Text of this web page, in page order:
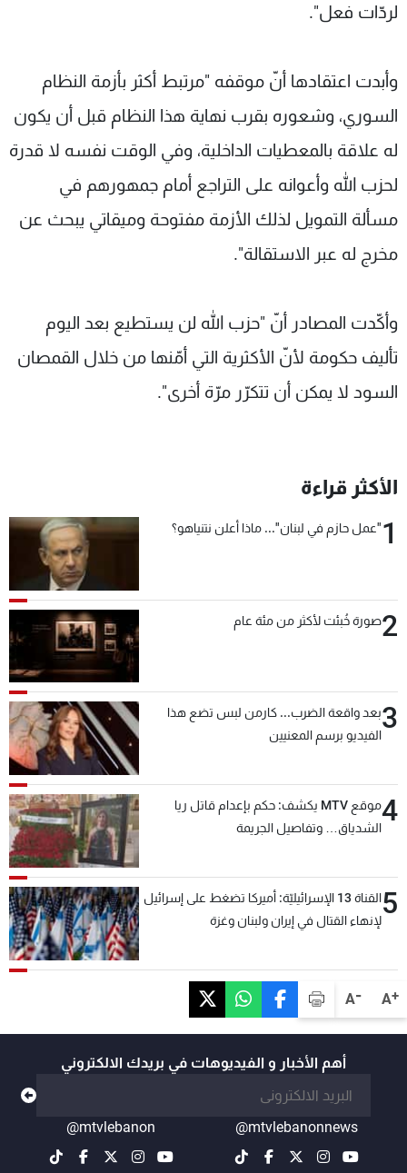
A+
A-
لردّات فعل".
وأبدت اعتقادها أنّ موقفه "مرتبط أكثر بأزمة النظام
السوري، وشعوره بقرب نهاية هذا النظام قبل أن يكون
له علاقة بالمعطيات الداخلية، وفي الوقت نفسه لا قدرة
لحزب الله وأعوانه على التراجع أمام جمهورهم في
مسألة التمويل لذلك الأزمة مفتوحة وميقاتي يبحث عن
مخرج له عبر الاستقالة".
وأكّدت المصادر أنّ "حزب الله لن يستطيع بعد اليوم
تأليف حكومة لأنّ الأكثرية التي أمّنها من خلال القمصان
السود لا يمكن أن تتكرّر مرّة أخرى".
الأكثر قراءة
1"عمل حازم في لبنان"... ماذا أعلن نتنياهو؟
2صورة خُبئت لأكثر من مئة عام
3بعد واقعة الضرب... كارمن لبس تضع هذا
الفيديو برسم المعنيين
4
موقع MTV يكشف: حكم بإعدام قاتل ريا
الشدياق… وتفاصيل الجريمة
5
القناة 13 الإسرائيليّة: أميركا تضغط على إسرائيل
لإنهاء القتال في إيران ولبنان وغزة
أهم الأخبار و الفيديوهات في بريدك الالكتروني
@mtvlebanonnews
@mtvlebanon